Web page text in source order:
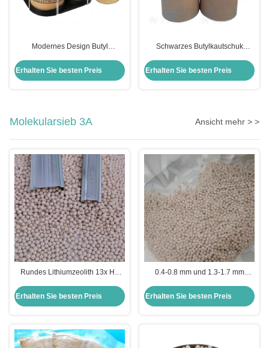
Modernes Design Butyl
Butyldichtungsmittel 28 kg
Erhalten Sie besten Preis
Schwarzes Butylkautschuk
für Isolierglas 7 kg Moderne
Erhalten Sie besten Preis
Molekularsieb 3A Ansicht mehr > >
Rundes Lithiumzeolith 13x Hp
Sauerstoffkonzentrator Trockner
Erhalten Sie besten Preis
0.4-0.8 mm und 1.3-1.7 mm
für medizinischen Sauerstoff
Erhalten Sie besten Preis